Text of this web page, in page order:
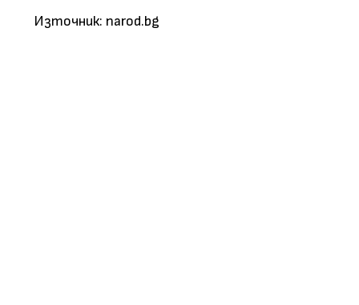
Източник: narod.bg